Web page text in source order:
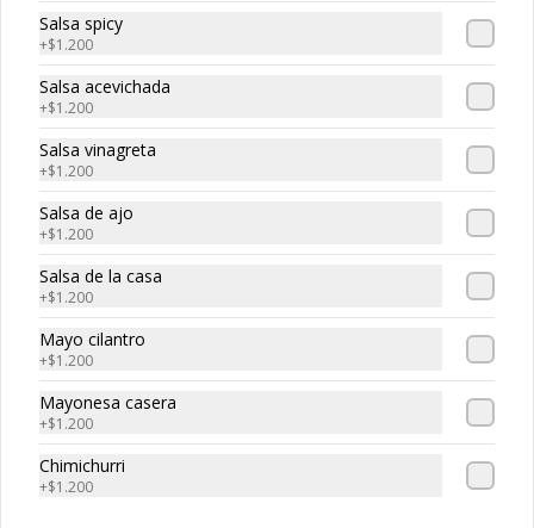
Conócenos
Mesa central: 227854408
Términos y condiciones
Política de privacidad
Redes sociales
Instagram
TikTok
Salsa spicy
+$1.200
Salsa acevichada
+$1.200
Salsa vinagreta
+$1.200
Salsa de ajo
+$1.200
Salsa de la casa
+$1.200
Mayo cilantro
+$1.200
Mayonesa casera
+$1.200
Chimichurri
+$1.200